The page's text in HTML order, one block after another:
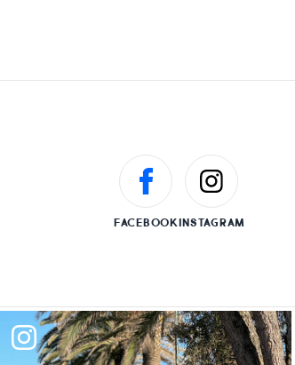
FACEBOOKINSTAGRAM